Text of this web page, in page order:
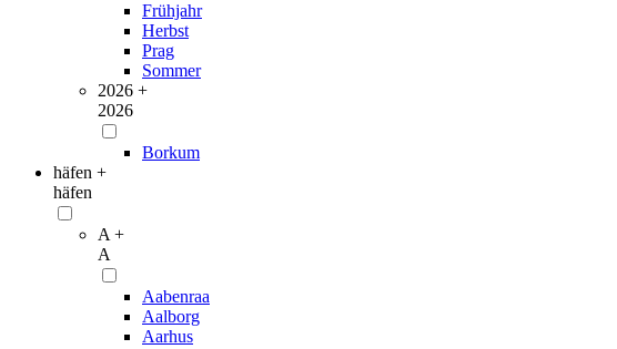
Frühjahr
Herbst
Prag
Sommer
2026 +
2026
Borkum
häfen +
häfen
A +
A
Aabenraa
Aalborg
Aarhus